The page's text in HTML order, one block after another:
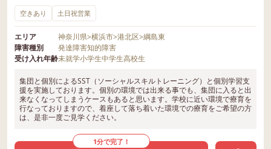
空きあり 土日祝営業
エリア 神奈川県>横浜市>港北区>綱島東
障害種別
発達障害知的障害
受け入れ年齢未就学小学生中学生高校生
集団と個別によるSST（ソーシャルスキルトレーニング）と個別学習支
援を実施しております。個別の環境では出来る事でも、集団に入ると出
来なくなってしまうケースもあると思います。学校に近い環境で療育を
行なっておりますので、着座して落ち着いた環境での療育をご希望の方
は、是非一度ご見学ください。
1分で完了！